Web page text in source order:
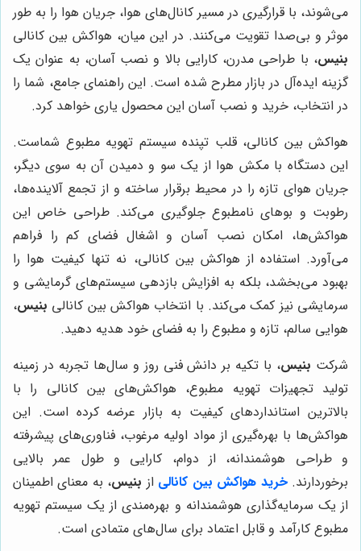
می‌شوند، با قرارگیری در مسیر کانال‌های هوا، جریان هوا را به طور
موثر و بی‌صدا تقویت می‌کنند. در این میان، هواکش بین کانالی
بنیس، با طراحی مدرن، کارایی بالا و نصب آسان، به عنوان یک
گزینه ایده‌آل در بازار مطرح شده است. این راهنمای جامع، شما را
در انتخاب، خرید و نصب آسان این محصول یاری خواهد کرد.
هواکش بین کانالی، قلب تپنده سیستم تهویه مطبوع شماست.
این دستگاه با مکش هوا از یک سو و دمیدن آن به سوی دیگر،
جریان هوای تازه را در محیط برقرار ساخته و از تجمع آلاینده‌ها،
رطوبت و بوهای نامطبوع جلوگیری می‌کند. طراحی خاص این
هواکش‌ها، امکان نصب آسان و اشغال فضای کم را فراهم
می‌آورد. استفاده از هواکش بین کانالی، نه تنها کیفیت هوا را
بهبود می‌بخشد، بلکه به افزایش بازدهی سیستم‌های گرمایشی و
سرمایشی نیز کمک می‌کند. با انتخاب هواکش بین کانالی بنیس،
هوایی سالم، تازه و مطبوع را به فضای خود هدیه دهید.
شرکت بنیس، با تکیه بر دانش فنی روز و سال‌ها تجربه در زمینه
تولید تجهیزات تهویه مطبوع، هواکش‌های بین کانالی را با
بالاترین استانداردهای کیفیت به بازار عرضه کرده است. این
هواکش‌ها با بهره‌گیری از مواد اولیه مرغوب، فناوری‌های پیشرفته
و طراحی هوشمندانه، از دوام، کارایی و طول عمر بالایی
برخوردارند.خرید هواکش بین کانالی از بنیس، به معنای اطمینان
از یک سرمایه‌گذاری هوشمندانه و بهره‌مندی از یک سیستم تهویه
مطبوع کارآمد و قابل اعتماد برای سال‌های متمادی است.